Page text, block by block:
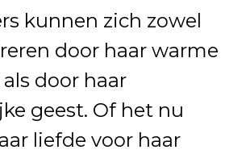
kunnen zich zowel
door haar warme
door haar
geest. Of het nu
liefde voor haar